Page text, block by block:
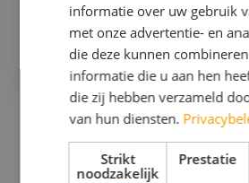
Of stuur mijeen e-mail
Onze
informatie over uw gebruik
met onze advertentie- en
die deze kunnen
informatie die u aan hen
die zij hebben verzameld
van hun diensten.
Strikt
noodzakelijk
Prestatie